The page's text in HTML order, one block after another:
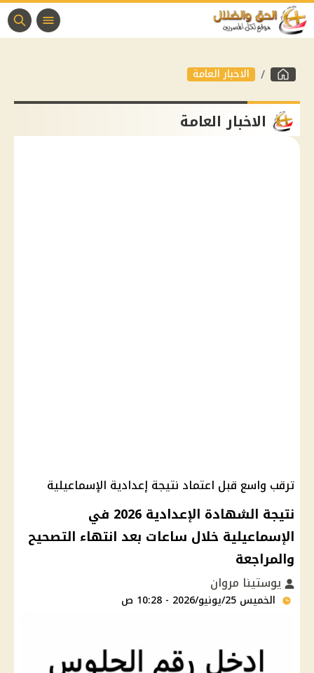
الاخبار العامة
الاخبار العامة
ترقب واسع قبل اعتماد نتيجة إعدادية الإسماعيلية
نتيجة الشهادة الإعدادية 2026 في
الإسماعيلية خلال ساعات بعد انتهاء التصحيح
والمراجعة
يوستينا مروان
الخميس 25/يونيو/2026 - 10:28 ص